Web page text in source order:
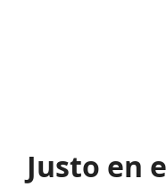
Justo en